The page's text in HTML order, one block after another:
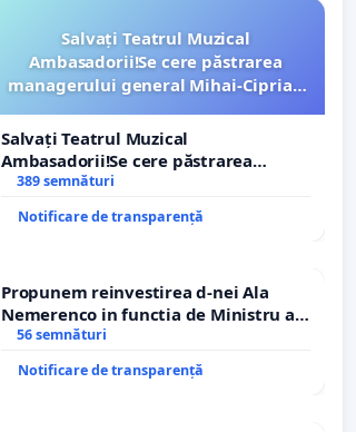
Salvați Teatrul Muzical
Ambasadorii!Se cere păstrarea
managerului general Mihai-Ciprian
Salvați Teatrul Muzical
Ambasadorii!Se cere păstrarea
managerului general Mihai-Ciprian
389 semnături
Notificare de transparență
Propunem reinvestirea d-nei Ala
Nemerenco in functia de Ministru al
Sanatatii
56 semnături
Notificare de transparență